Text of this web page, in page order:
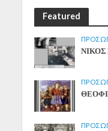
Featured
ΝΙΚΟΣ